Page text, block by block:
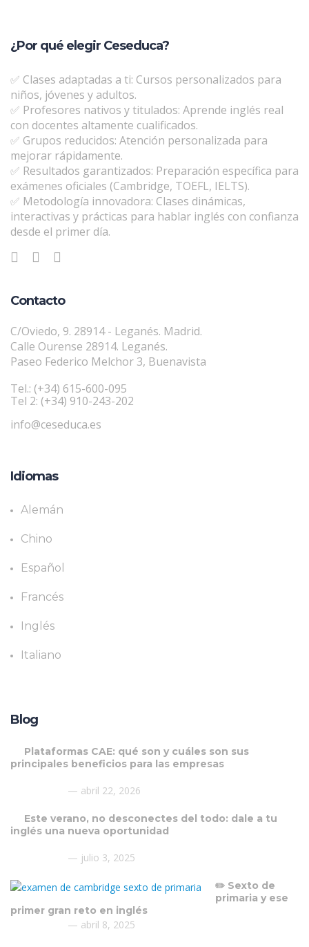
¿Por qué elegir Ceseduca?
✅ Clases adaptadas a ti: Cursos personalizados para
niños, jóvenes y adultos.
✅ Profesores nativos y titulados: Aprende inglés real
con docentes altamente cualificados.
✅ Grupos reducidos: Atención personalizada para
mejorar rápidamente.
✅ Resultados garantizados: Preparación específica para
exámenes oficiales (Cambridge, TOEFL, IELTS).
✅ Metodología innovadora: Clases dinámicas,
interactivas y prácticas para hablar inglés con confianza
desde el primer día.
Contacto
C/Oviedo, 9. 28914 - Leganés. Madrid.
Calle Ourense 28914. Leganés.
Paseo Federico Melchor 3, Buenavista
Tel.: (+34) 615-600-095
Tel 2: (+34) 910-243-202
info@ceseduca.es
Idiomas
Alemán
Chino
Español
Francés
Inglés
Italiano
Blog
Plataformas CAE: qué son y cuáles son sus
principales beneficios para las empresas
abril 22, 2026
Este verano, no desconectes del todo: dale a tu
inglés una nueva oportunidad
julio 3, 2025
✏️ Sexto de
primaria y ese
primer gran reto en inglés
abril 8, 2025